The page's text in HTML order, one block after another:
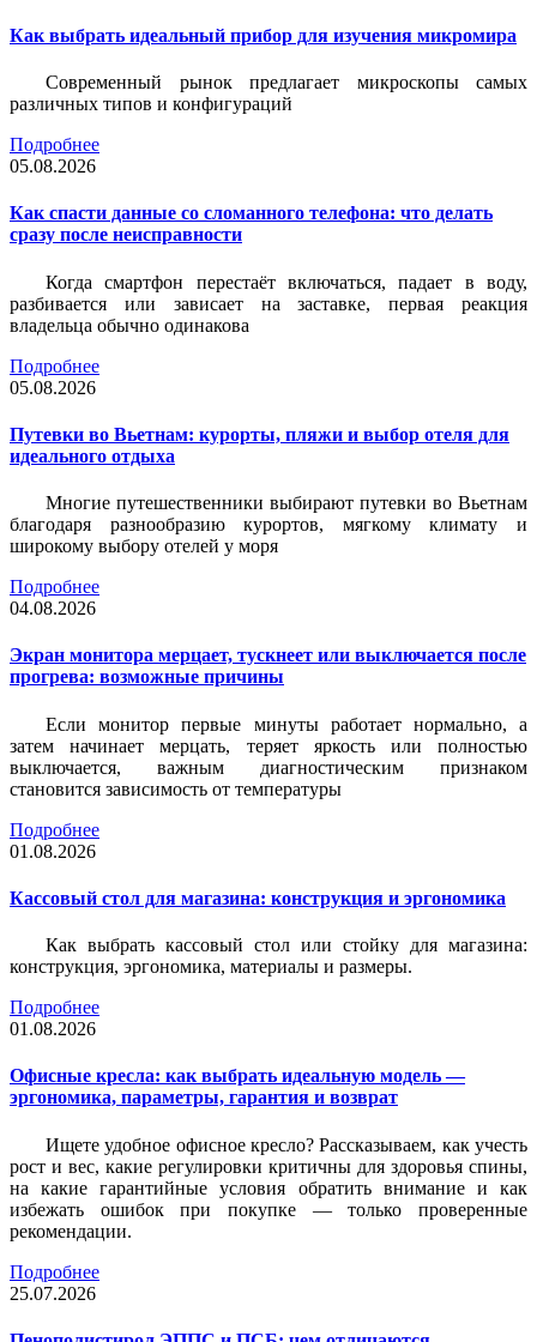
Как выбрать идеальный прибор для изучения микромира
Современный рынок предлагает микроскопы самых
различных типов и конфигураций
Подробнее
05.08.2026
Как спасти данные со сломанного телефона: что делать
сразу после неисправности
Когда смартфон перестаёт включаться, падает в воду,
разбивается или зависает на заставке, первая реакция
владельца обычно одинакова
Подробнее
05.08.2026
Путевки во Вьетнам: курорты, пляжи и выбор отеля для
идеального отдыха
Многие путешественники выбирают путевки во Вьетнам
благодаря разнообразию курортов, мягкому климату и
широкому выбору отелей у моря
Подробнее
04.08.2026
Экран монитора мерцает, тускнеет или выключается после
прогрева: возможные причины
Если монитор первые минуты работает нормально, а
затем начинает мерцать, теряет яркость или полностью
выключается, важным диагностическим признаком
становится зависимость от температуры
Подробнее
01.08.2026
Кассовый стол для магазина: конструкция и эргономика
Как выбрать кассовый стол или стойку для магазина:
конструкция, эргономика, материалы и размеры.
Подробнее
01.08.2026
Офисные кресла: как выбрать идеальную модель —
эргономика, параметры, гарантия и возврат
Ищете удобное офисное кресло? Рассказываем, как учесть
рост и вес, какие регулировки критичны для здоровья спины,
на какие гарантийные условия обратить внимание и как
избежать ошибок при покупке — только проверенные
рекомендации.
Подробнее
25.07.2026